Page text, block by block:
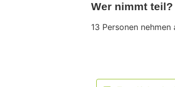
Wer nimmt teil?
13 Personen nehmen